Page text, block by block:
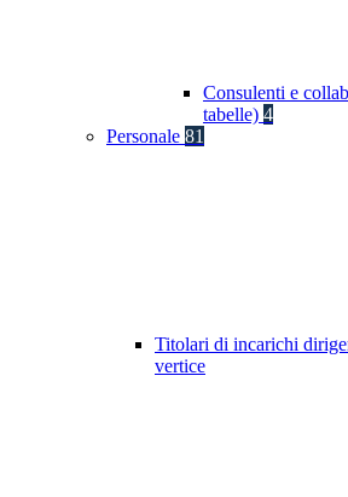
Consulenti e
tabelle) 4
Personale 81
Titolari di incarichi
vertice